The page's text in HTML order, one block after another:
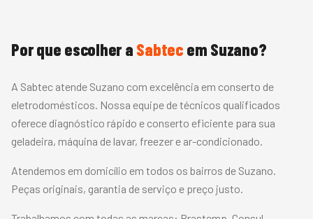
Por que escolher a Sabtec em Suzano?
A Sabtec atende Suzano com excelência em conserto de
eletrodomésticos. Nossa equipe de técnicos qualificados
oferece diagnóstico rápido e conserto eficiente para sua
geladeira, máquina de lavar, freezer e ar-condicionado.
Atendemos em domicílio em todos os bairros de Suzano.
Peças originais, garantia de serviço e preço justo.